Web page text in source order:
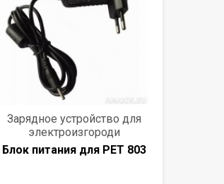
Зарядное устройство для
электроизгороди
Блок питания для PET 803